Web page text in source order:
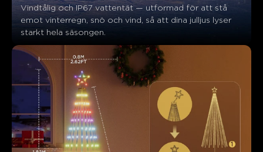
Vindtålig och IP67 vattentät — utformad för att stå
emot vinterregn, snö och vind, så att dina julljus lyser
starkt hela säsongen.
Kunder nämnerPositivNegativ
Sammanfattning
AI-genererad från texten av kundrecensioner